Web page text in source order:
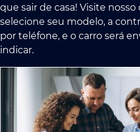
que sair de casa! Visite
selecione seu modelo, a
por teléfone, e o carro será
indicar.